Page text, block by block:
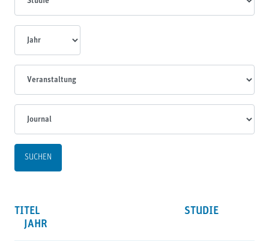
TITEL
STUDIE
JAHR